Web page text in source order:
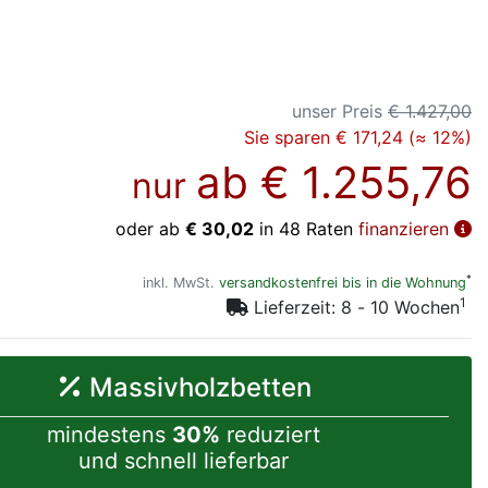
unser Preis € 1.427,00
Sie sparen € 171,24 (≈ 12%)
nur ab € 1.255,76
oder ab € 30,02 in 48 Raten finanzieren
inkl. MwSt. versandkostenfrei bis in die Wohnung*
Lieferzeit: 8 - 10 Wochen1
Massivholzbetten
mindestens 30% reduziert
und schnell lieferbar